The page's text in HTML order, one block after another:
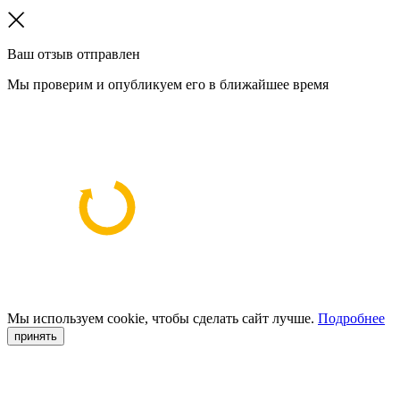
Ваш отзыв отправлен
Мы проверим и опубликуем его в ближайшее время
Мы используем cookie, чтобы сделать сайт лучше. Подробнее
принять